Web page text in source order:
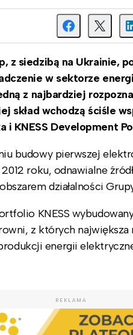
z siedzibą na Ukrainie,
w sektorze
z najbardziej
skład wchodzą ściśle
i KNESS Development
budowy pierwszej
roku, odnawialne
działalności
KNESS
z których największa
energii
REKLAMA